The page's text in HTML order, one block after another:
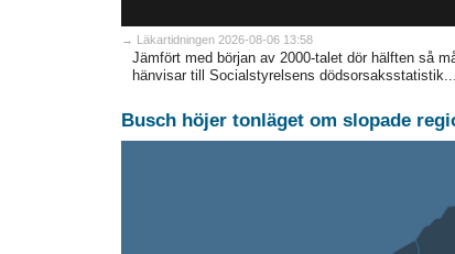
→ Läkartidningen 2026-08-06 13:58
Jämfört med början av 2000-talet dör hälften så
hänvisar till Socialstyrelsens dödsorsaksstatistik...
Busch höjer tonläget om slopade